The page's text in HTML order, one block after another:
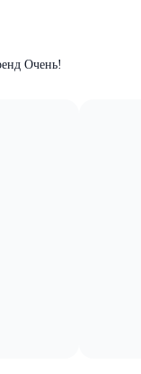
Очень!